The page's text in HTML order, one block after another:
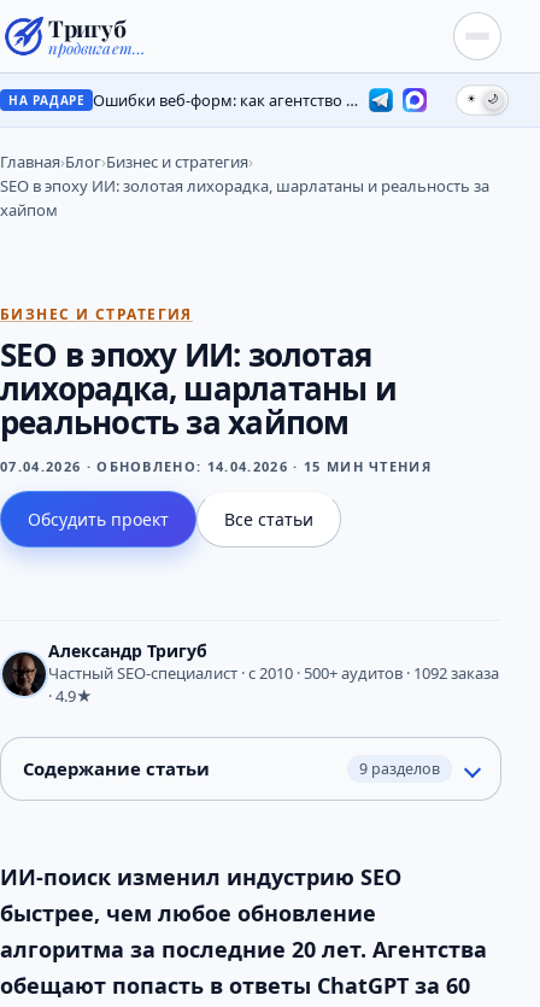
Тригуб
продвигает…
НА РАДАРЕ Ошибки веб-форм: как агентство потеряло лиды на месяцы ☀ 🌙
Главная›Блог›Бизнес и стратегия›
SEO в эпоху ИИ: золотая лихорадка, шарлатаны и реальность за
хайпом
БИЗНЕС И СТРАТЕГИЯ
SEO в эпоху ИИ: золотая
лихорадка, шарлатаны и
реальность за хайпом
07.04.2026 · ОБНОВЛЕНО: 14.04.2026 · 15 МИН ЧТЕНИЯ
Обсудить проект Все статьи
Александр Тригуб
Частный SEO-специалист · с 2010 · 500+ аудитов · 1092 заказа
· 4.9★
Содержание статьи 9 разделов
ИИ-поиск изменил индустрию SEO
быстрее, чем любое обновление
алгоритма за последние 20 лет. Агентства
обещают попасть в ответы ChatGPT за 60